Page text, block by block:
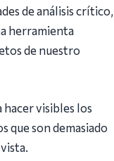
de análisis crítico,
herramienta
de nuestro
visibles los
que son demasiado